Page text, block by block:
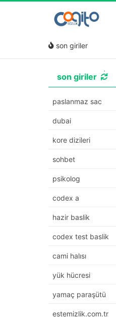
son giriler
son giriler
paslanmaz sac
dubai
kore dizileri
sohbet
psikolog
codex a
hazir baslik
codex test baslik
cami halısı
yük hücresi
yamaç paraşütü
estemizlik.com.tr